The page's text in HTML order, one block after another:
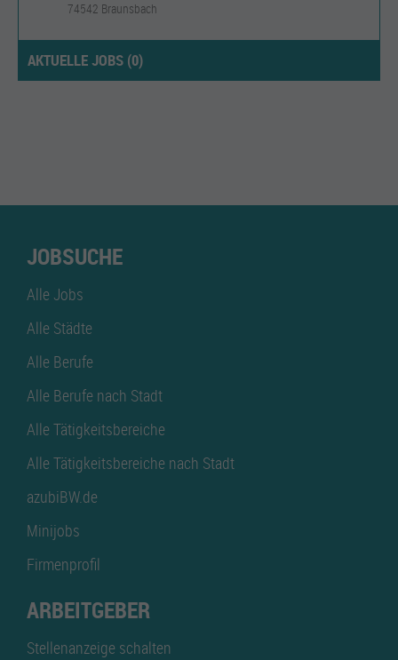
74542 Braunsbach
AKTUELLE JOBS (0)
JOBSUCHE
Alle Jobs
Alle Städte
Alle Berufe
Alle Berufe nach Stadt
Alle Tätigkeitsbereiche
Alle Tätigkeitsbereiche nach Stadt
azubiBW.de
Minijobs
Firmenprofil
ARBEITGEBER
Stellenanzeige schalten